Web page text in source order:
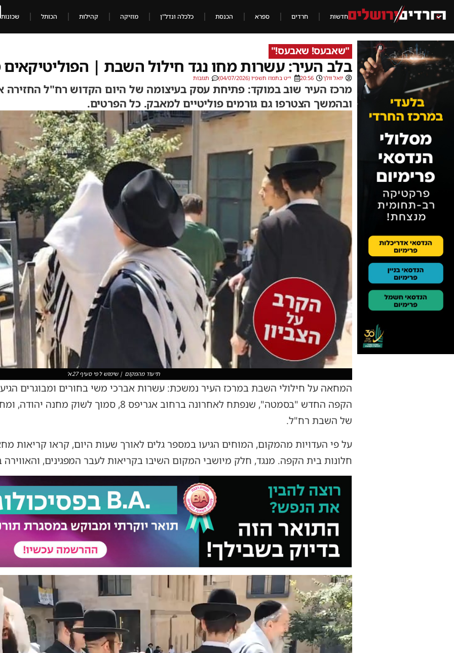
חדשות חרדים ספרא הכנסת כלכלה ונדל"ן מוזיקה קהילות הכותל שכונות
"שאבעס! שאבעס!"
בלב העיר: עשרות מחו נגד חילול השבת |
יואל וולך 20:56 י״ט בתמוז תשפ״ו (04/07/2026) תגובות
מרכז העיר שוב במוקד: פתיחת עסק בעיצומה של היום הקדוש רח"ל
ובהמשך הצטרפו גם גורמים פוליטיים למאבק. כל הפרטים.
תיעוד מהמקום | שימוש לפי סעיף 27א'
המחאה על חילולי השבת במרכז העיר נמשכת: עשרות אברכי משי בחורים ומבוגרים
הקפה החדש "בסמטה", שנפתח לאחרונה ברחוב אגריפס
של השבת רח"ל.
על פי העדויות מהמקום, המוחים הגיעו במספר גלים לאורך שעות היום, קראו קריאות
חלונות בית הקפה. מנגד, חלק מיושבי המקום השיבו בקריאות לעבר המפגינים,
נגן
וידאו